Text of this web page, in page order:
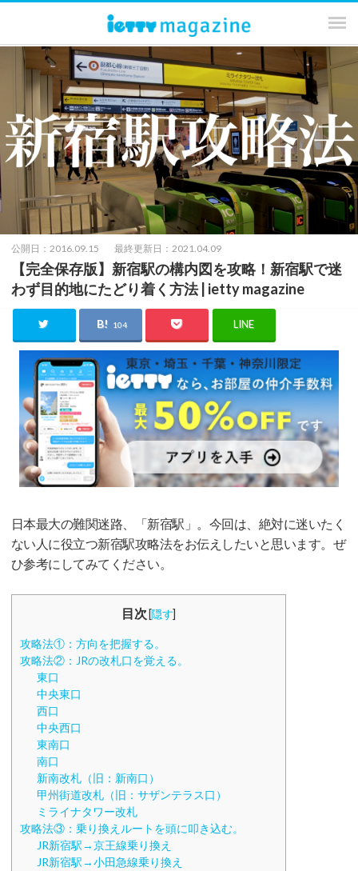
公開日：2016.09.15 最終更新日：2021.04.09
【完全保存版】新宿駅の構内図を攻略！新宿駅で迷
わず目的地にたどり着く方法 | ietty magazine
104 LINE
日本最大の難関迷路、「新宿駅」。今回は、絶対に迷いたく
ない人に役立つ新宿駅攻略法をお伝えしたいと思います。ぜ
ひ参考にしてみてください。
目次 [隠す]
攻略法①：方向を把握する。
攻略法②：JRの改札口を覚える。
東口
中央東口
西口
中央西口
東南口
南口
新南改札（旧：新南口）
甲州街道改札（旧：サザンテラス口）
ミライナタワー改札
攻略法③：乗り換えルートを頭に叩き込む。
JR新宿駅→京王線乗り換え
JR新宿駅→小田急線乗り換え